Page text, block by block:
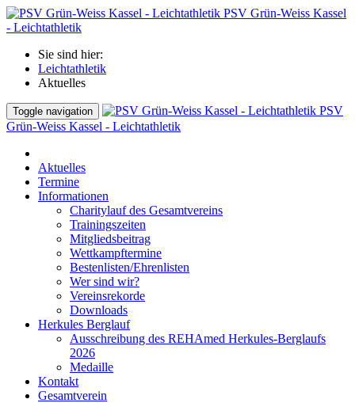
PSV Grün-Weiss Kassel
- Leichtathletik
Sie sind hier:
Leichtathletik
Aktuelles
Toggle navigation
PSV
Grün-Weiss Kassel - Leichtathletik
Aktuelles
Termine
Informationen
Charitylauf des Gesamtvereins
Trainingszeiten
Mitgliedsbeitrag
Wettkampftermine
Bestenlisten/Ehrenlisten
Wer sind wir?
Vereinsrekorde
Downloads
Herkules Berglauf
Ausschreibung des REHAmed Herkules-Berglaufs
2026
Medaille
Kontakt
Gesamtverein